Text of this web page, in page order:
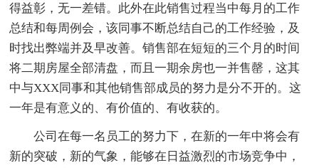
得益彰，无一差错。此外在此销售过程当中每月的工作
总结和每周例会，该同事不断总结自己的工作经验，及
时找出弊端并及早改善。销售部在短短的三个月的时间
将二期房屋全部清盘，而且一期余房也一并售罄，这其
中与XXX同事和其他销售部成员的努力是分不开的。这
一年是有意义的、有价值的、有收获的。
公司在每一名员工的努力下，在新的一年中将会有
新的突破，新的气象，能够在日益激烈的市场竞争中，